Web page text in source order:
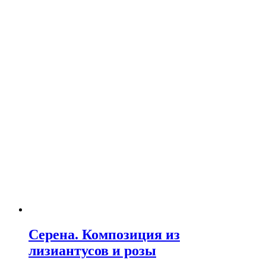
Серена. Композиция из
лизиантусов и розы